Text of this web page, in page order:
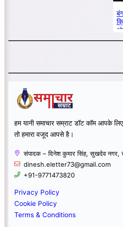
हम यानी समाचार सम्राट डॉट कॉम आपके
तो हमारा वजूद आपसे है।
संपादक – दिनेश कुमार सिंह, सुखदेव नगर,
dinesh.eletter73@gmail.com
+91-9771473820
Privacy Policy
Cookie Policy
Terms & Conditions